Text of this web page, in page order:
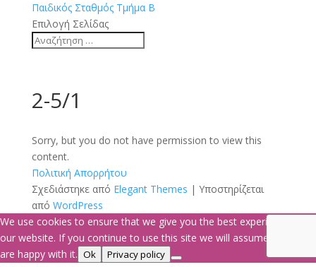
Παιδικός Σταθμός Τμήμα Β
Επιλογή Σελίδας
2-5/1
Sorry, but you do not have permission to view this
content.
Πολιτική Απορρήτου
Σχεδιάστηκε από Elegant Themes | Υποστηρίζεται
από WordPress
We use cookies to ensure that we give you the best experience on
our website. If you continue to use this site we will assume that you
are happy with it. Ok Privacy policy